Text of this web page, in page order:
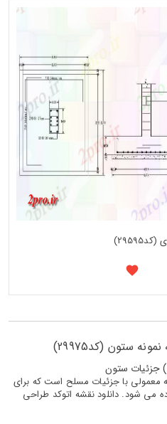
ستون (کد29975)
معمولی با جزئیات مسلح است که برای
می شود. دانلود نقشه اتوکد طراحی